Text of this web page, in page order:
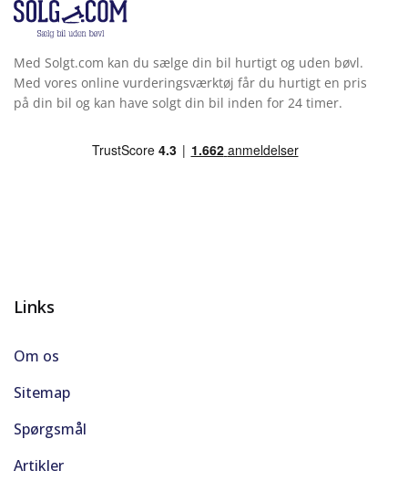
Med Solgt.com kan du sælge din bil hurtigt og uden bøvl.
Med vores online vurderingsværktøj får du hurtigt en pris
på din bil og kan have solgt din bil inden for 24 timer.
Links
Om os
Sitemap
Spørgsmål
Artikler